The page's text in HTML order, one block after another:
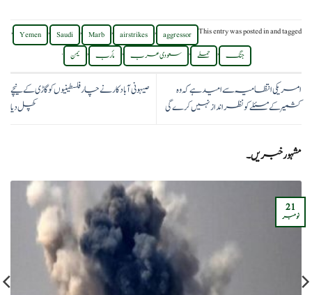
This entry was posted inand tagged
aggressor
,
airstrikes
,
Marb
,
Saudi
,
Yemen
,
جنگ , حملے , سعودی عرب , مأرب , یمن .
امریکی انتظامیہ سے امید ہے کہ وہ
کشمیر کے مسئلے کو نظر انداز نہیں کرے گی
صیہونی آبادکار نے چار فلسطینیوں کو گاڑی کے نیچے
کچل دیا
مشہور خبریں۔
21
نومبر